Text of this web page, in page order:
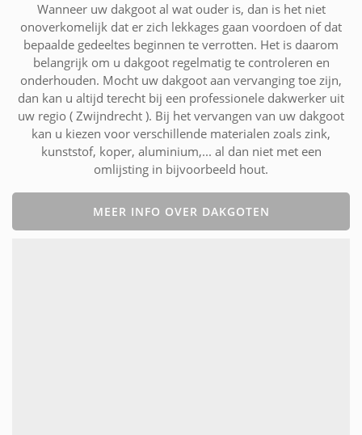
Wanneer uw dakgoot al wat ouder is, dan is het niet
onoverkomelijk dat er zich lekkages gaan voordoen of dat
bepaalde gedeeltes beginnen te verrotten. Het is daarom
belangrijk om u dakgoot regelmatig te controleren en
onderhouden. Mocht uw dakgoot aan vervanging toe zijn,
dan kan u altijd terecht bij een professionele dakwerker uit
uw regio ( Zwijndrecht ). Bij het vervangen van uw dakgoot
kan u kiezen voor verschillende materialen zoals zink,
kunststof, koper, aluminium,... al dan niet met een
omlijsting in bijvoorbeeld hout.
MEER INFO OVER DAKGOTEN